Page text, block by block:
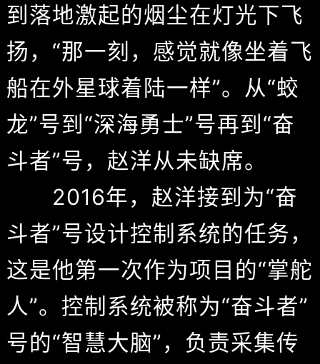
到落地激起的烟尘在灯光下飞
扬，“那一刻，感觉就像坐着飞
船在外星球着陆一样”。从“蛟
龙”号到“深海勇士”号再到“奋
斗者”号，赵洋从未缺席。
2016年，赵洋接到为“奋
斗者”号设计控制系统的任务，
这是他第一次作为项目的“掌舵
人”。控制系统被称为“奋斗者”
号的“智慧大脑”，负责采集传